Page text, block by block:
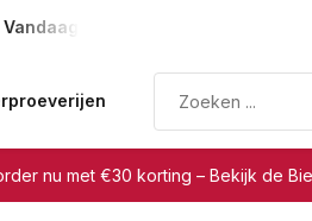
Vandaag verzonden
nu met €30 korting – Bekijk de